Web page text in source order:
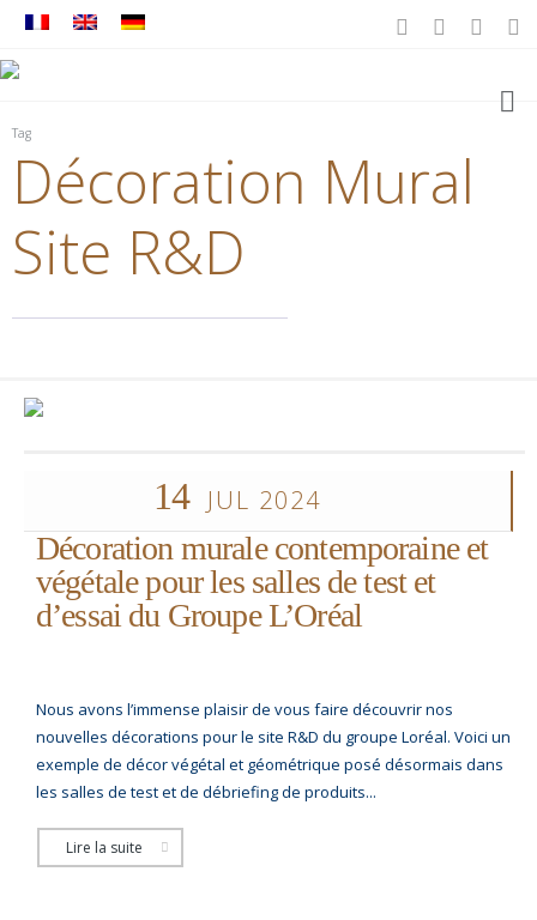
Tag
Décoration Mural
Site R&D
14 JUL 2024
Décoration murale contemporaine et
végétale pour les salles de test et
d’essai du Groupe L’Oréal
Nous avons l’immense plaisir de vous faire découvrir nos
nouvelles décorations pour le site R&D du groupe Loréal. Voici un
exemple de décor végétal et géométrique posé désormais dans
les salles de test et de débriefing de produits...
Lire la suite